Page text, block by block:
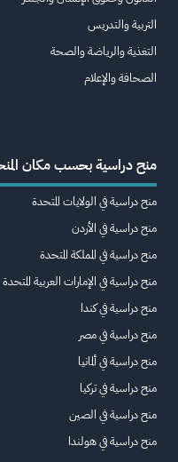
التربية والتدريس
التغذية والرياضة والصحة
الصحافة والإعلام
منح دراسية بحسب مكان
منح دراسية في الولايات المتحدة
منح دراسية في الأردن
منح دراسية في المملكة المتحدة
منح دراسية في الإمارات العربية المتحدة
منح دراسية في كندا
منح دراسية في مصر
منح دراسية في ألمانيا
منح دراسية في تركيا
منح دراسية في الصين
منح دراسية في هولندا